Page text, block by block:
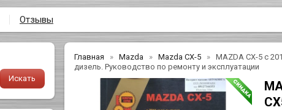
Отзывы
Главная Mazda Mazda CX-5
MAZDA CX-5 c
дизель. Руководство по ремонту и эксплуатации